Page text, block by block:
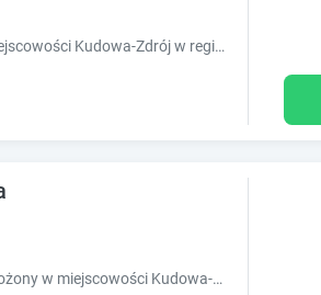
Obiekt Dworek Leśny położony jest w miejscowości Kudowa-Zdrój w regionie dolnośląskie i oferuje bezpłatne Wi-Fi,basen, tarasy, oraz bezpłatny parking.
Obiekt Apartamenty Gościnne Idylla, położony w miejscowości Kudowa-Zdrój, oferuje balkon oraz bezpłatne Wi-Fi. Odległość ważnych miejsc od o